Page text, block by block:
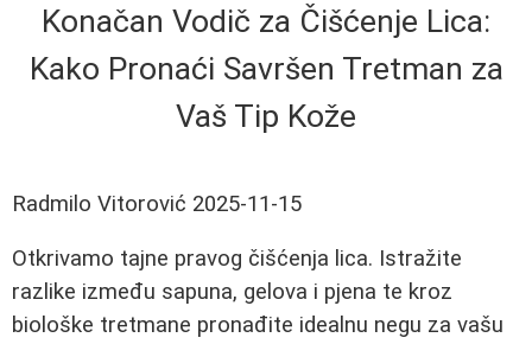
Konačan Vodič za Čišćenje Lica:
Kako Pronaći Savršen Tretman za
Vaš Tip Kože
Radmilo Vitorović 2025-11-15
Otkrivamo tajne pravog čišćenja lica. Istražite
razlike između sapuna, gelova i pjena te kroz
biološke tretmane pronađite idealnu negu za vašu